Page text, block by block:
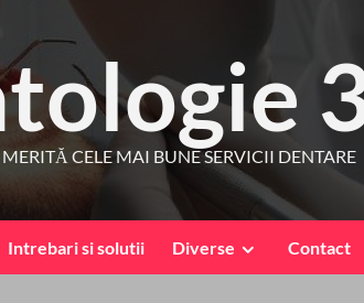
CELE MAI BUNE SERVICII DENTARE
Intrebari si solutii Diverse Contact